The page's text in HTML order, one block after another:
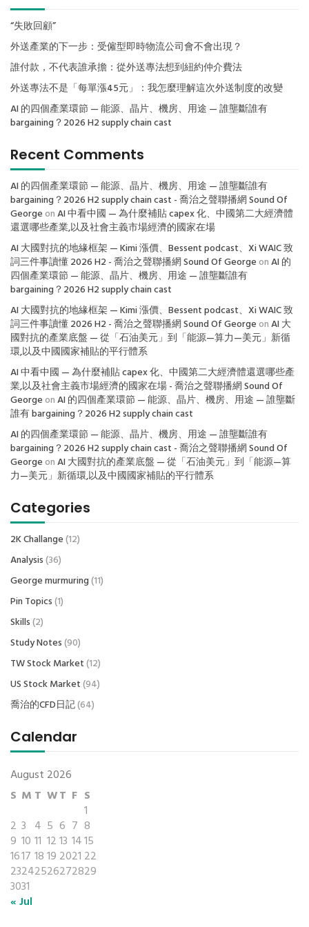
“失敗回顧”
外送產業的下一步：受僱型即時物流公司會不會出現？
誰付款，不代表誰承擔：從外送專法想到紐約仲介費法
外送專法不是「每單漲45元」：我怎麼理解這次外送制度的改變
AI 的四個產業環節 — 能源、晶片、機房、用途 — 誰壟斷誰有
bargaining？2026 H2 supply chain cast
Recent Comments
AI 的四個產業環節 — 能源、晶片、機房、用途 — 誰壟斷誰有
bargaining？2026 H2 supply chain cast - 喬治之聲聯播網 Sound Of
GeorgeonAI 中看中國 — 為什麼補貼 capex 化、中國第二大經濟體
還選哪些產業,以及社會主義市場經濟的國家在場
AI 大國對抗的地緣框架 — Kimi 漲價、Bessent podcast、Xi WAIC 致
詞三件事讀懂 2026 H2 - 喬治之聲聯播網 Sound Of GeorgeonAI 的
四個產業環節 — 能源、晶片、機房、用途 — 誰壟斷誰有
bargaining？2026 H2 supply chain cast
AI 大國對抗的地緣框架 — Kimi 漲價、Bessent podcast、Xi WAIC 致
詞三件事讀懂 2026 H2 - 喬治之聲聯播網 Sound Of GeorgeonAI 大
國對抗的產業底盤 — 從「石油美元」到「能源—算力—美元」新循
環,以及中國國家補貼的平行體系
AI 中看中國 — 為什麼補貼 capex 化、中國第二大經濟體還選哪些產
業,以及社會主義市場經濟的國家在場 - 喬治之聲聯播網 Sound Of
GeorgeonAI 的四個產業環節 — 能源、晶片、機房、用途 — 誰壟斷
誰有 bargaining？2026 H2 supply chain cast
AI 的四個產業環節 — 能源、晶片、機房、用途 — 誰壟斷誰有
bargaining？2026 H2 supply chain cast - 喬治之聲聯播網 Sound Of
GeorgeonAI 大國對抗的產業底盤 — 從「石油美元」到「能源—算
力—美元」新循環,以及中國國家補貼的平行體系
Categories
2K Challange(12)
Analysis(36)
George murmuring(11)
Pin Topics(1)
Skills(2)
Study Notes(90)
TW Stock Market(12)
US Stock Market(94)
喬治的CFD日記(64)
Calendar
August 2026
S M T WT F S
1
2 3 4 5 6 7 8
9 10 11 1213 1415
1617 1819 2021 22
23242526272829
3031
« Jul